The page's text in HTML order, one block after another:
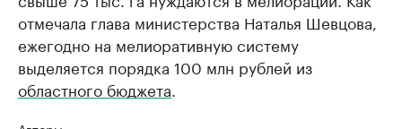
отмечала глава министерства Наталья Шевцова,
ежегодно на мелиоративную систему
выделяется порядка 100 млн рублей из
областного бюджета